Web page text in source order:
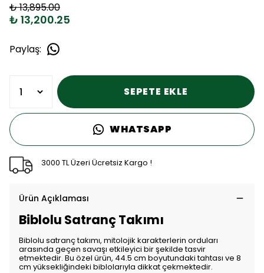
₺ 13,895.00
₺ 13,200.25
Paylaş:
SEPETE EKLE
WHATSAPP
3000 TL Üzeri Ücretsiz Kargo !
Ürün Açıklaması
Biblolu Satranç Takımı
Biblolu satranç takımı, mitolojik karakterlerin orduları
arasında geçen savaşı etkileyici bir şekilde tasvir
etmektedir. Bu özel ürün, 44.5 cm boyutundaki tahtası ve 8
cm yüksekliğindeki biblolarıyla dikkat çekmektedir.